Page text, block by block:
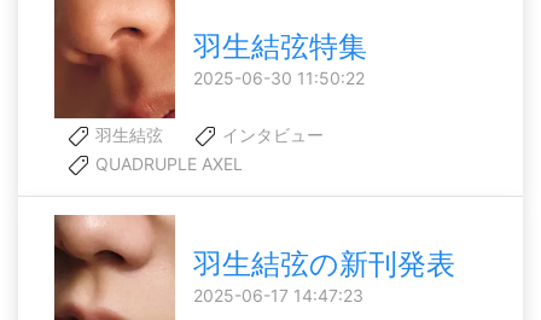
羽生結弦特集
2025-06-30 11:50:22
羽生結弦
インタビュー
QUADRUPLE AXEL
羽生結弦の新刊発表
2025-06-17 14:47:23